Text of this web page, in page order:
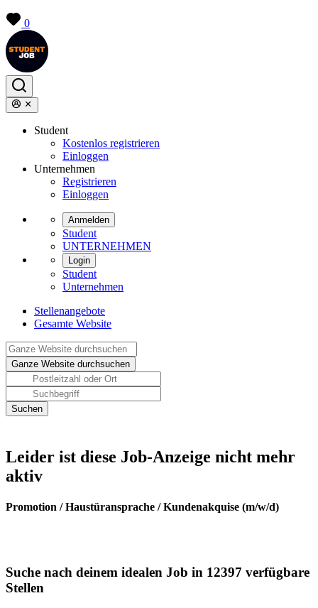
0
Student
Kostenlos registrieren
Einloggen
Unternehmen
Registrieren
Einloggen
Anmelden
Student
UNTERNEHMEN
Login
Student
Unternehmen
Stellenangebote
Gesamte Website
Leider ist diese Job-Anzeige nicht mehr
aktiv
Promotion / Haustüransprache / Kundenakquise (m/w/d)
Suche nach deinem idealen Job in 12397 verfügbare
Stellen